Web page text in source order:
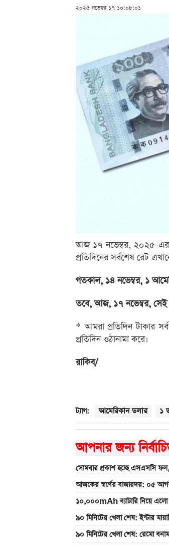
২০২৫ নভেম্বর ১৭ ১০:০৮:০১
আজ ১৭ নভেম্বর, ২০২৫-এর
প্রতিদিনের সর্বশেষ রেট
গতকাল, ১৪ নভেম্বর, ১
তবে, আজ, ১৭ নভেম্বর, সেই
* আমরা প্রতিদিন টাকার
প্রতিদিন ওঠানামা করে।
রাকিব/
ট্যাগ: আমেরিকান ডলার ১
আপনার জন্য
সোমবার প্রকাশ হচ্ছে এসএসসি
আজকের স্বর্ণের বাজারদর: ০৫
১০,০০০mAh ব্যাটারি নিয়ে
৯০ মিনিটের খেলা শেষ: ইন্টার
৯০ মিনিটের খেলা শেষ: রেমো